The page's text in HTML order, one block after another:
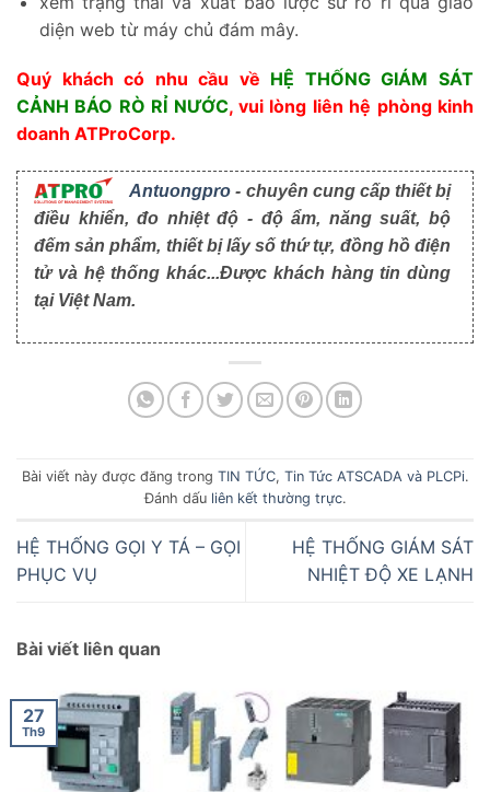
diện web từ máy chủ đám mây.
Quý khách có nhu cầu về HỆ THỐNG GIÁM SÁT
CẢNH BÁO RÒ RỈ NƯỚC , vui lòng liên hệ phòng kinh
doanh ATProCorp.
Antuongpro - chuyên cung cấp thiết bị
điều khiển, đo nhiệt độ - độ ẩm, năng suất, bộ
đếm sản phẩm, thiết bị lấy số thứ tự, đồng hồ điện
tử và hệ thống khác...Được khách hàng tin dùng
tại Việt Nam.
Bài viết này được đăng trong TIN TỨC, Tin Tức ATSCADA và PLCPi.
Đánh dấu liên kết thường trực.
HỆ THỐNG GỌI Y TÁ – GỌI
PHỤC VỤ
HỆ THỐNG GIÁM SÁT
NHIỆT ĐỘ XE LẠNH
Bài viết liên quan
27
Th9